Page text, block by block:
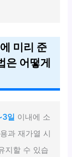
미리 준
은 어떻게
일 이내에 소
과 재가열 시
지할 수 있습